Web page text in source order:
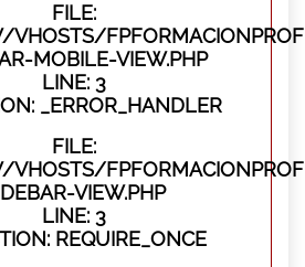
FILE:
MOBILE-VIEW.PHP
LINE: 3
_ERROR_HANDLER
FILE:
VIEW.PHP
LINE: 3
REQUIRE_ONCE